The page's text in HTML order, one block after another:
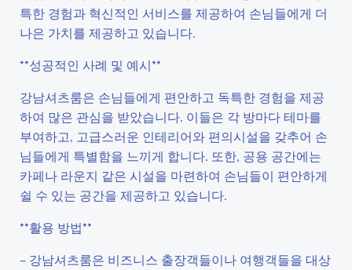
특한 경험과 혁신적인 서비스를 제공하여 손님들에게 더
나은 가치를 제공하고 있습니다.
**성공적인 사례 및 예시**
강남셔츠룸은 손님들에게 편안하고 독특한 경험을 제공
하여 많은 관심을 받았습니다. 이들은 각 방마다 테마를
부여하고, 고급스러운 인테리어와 편의시설을 갖추어 손
님들에게 특별함을 느끼게 합니다. 또한, 공용 공간에는
카페나 라운지 같은 시설을 마련하여 손님들이 편안하게
쉴 수 있는 공간을 제공하고 있습니다.
**활용 방법**
– 강남셔츠룸은 비즈니스 출장객들이나 여행객들을 대상